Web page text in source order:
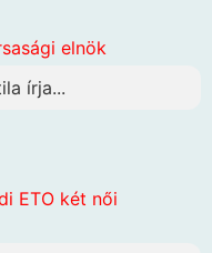
elnök
írja...
ETO két női